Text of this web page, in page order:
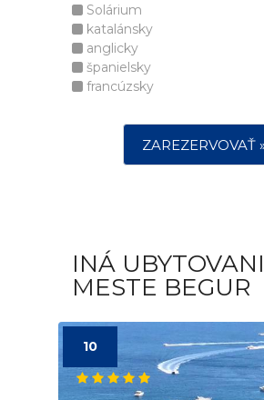
Solárium
katalánsky
anglicky
španielsky
francúzsky
ZAREZERVOVAŤ
INÁ
MESTE BEGUR
10